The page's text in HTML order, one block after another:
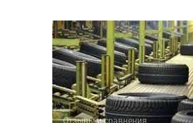
Отзывы и сравнения